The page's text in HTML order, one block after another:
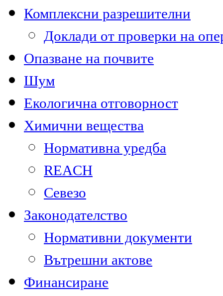
Комплексни разрешителни
Доклади от проверки на
Опазване на почвите
Шум
Екологична отговорност
Химични вещества
Нормативна уредба
REACH
Севезо
Законодателство
Нормативни документи
Вътрешни актове
Финансиране